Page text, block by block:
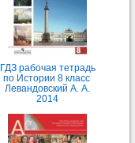
ГДЗ рабочая тетрадь
по Истории 8 класс
Левандовский А. А.
2014